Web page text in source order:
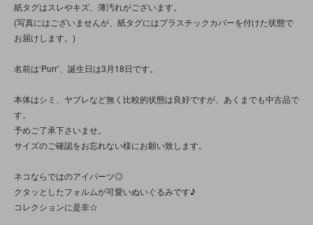
紙タグはスレやキズ、薄汚れがございます。
(写真にはございませんが、紙タグにはプラスチックカバーを付けた状態で
お届けします。)
名前は‘Purr’、誕生日は3月18日です。
本体はシミ、ヤブレなど無く比較的状態は良好ですが、あくまでも中古品で
す。
予めご了承下さいませ。
サイズのご確認をお忘れない様にお願い致します。
ネコならではのアイパーツ◎
クタッとしたフォルムが可愛いぬいぐるみです♪
コレクションに是非☆